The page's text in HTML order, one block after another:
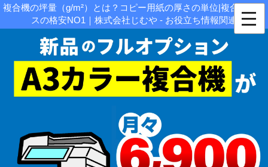
複合機の坪量（g/m²）とは？コピー用紙の厚さの単位|複合機リー
スの格安NO1｜株式会社じむや - お役立ち情報関連